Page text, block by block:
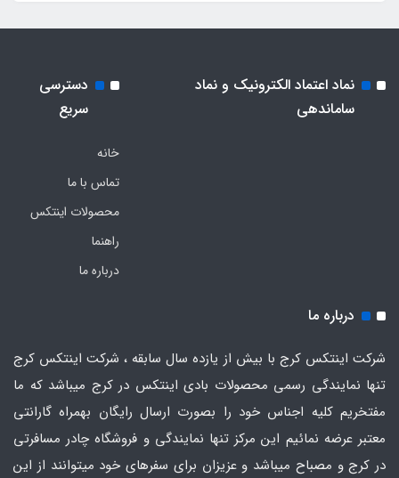
نماد اعتماد الکترونیک و نماد
ساماندهی
دسترسی
سریع
خانه
تماس با ما
محصولات اینتکس
راهنما
درباره ما
درباره ما
شرکت اینتکس کرج با بیش از یازده سال سابقه ، شرکت اینتکس کرج
تنها نمایندگی رسمی محصولات بادی اینتکس در کرج میباشد که ما
مفتخریم کلیه اجناس خود را بصورت ارسال رایگان بهمراه گارانتی
معتبر عرضه نمائیم این مرکز تنها نمایندگی و فروشگاه چادر مسافرتی
در کرج و مصباح میباشد و عزیزان برای سفرهای خود میتوانند از این